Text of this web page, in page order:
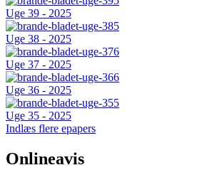
Uge 39 - 2025
Uge 38 - 2025
Uge 37 - 2025
Uge 36 - 2025
Uge 35 - 2025
Indlæs flere epapers
Onlineavis